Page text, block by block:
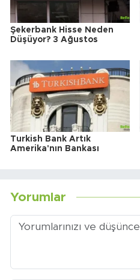
Şekerbank Hisse Neden
Düşüyor? 3 Ağustos
Turkish Bank Artık
Amerika'nın Bankası
Yorumlar